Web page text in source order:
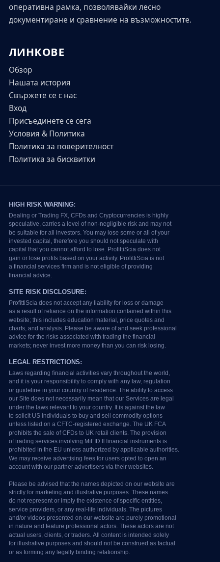
оперативна рамка, позволявайки лесно
документиране и сравнение на възможностите.
ЛИНКОВЕ
Обзор
Нашата история
Свържете се с нас
Вход
Присъединете се сега
Условия & Политика
Политика за поверителност
Политика за бисквитки